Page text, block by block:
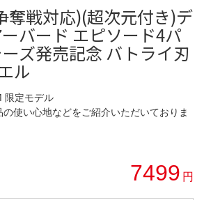
奪戦対応)(超次元付き)デ
バード エピソード4パ
ズ発売記念 バトライ刃
ル
限定モデル
使い心地などをご紹介いただいておりま
7499 円